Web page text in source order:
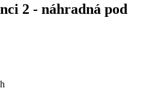
2 - náhradná pod